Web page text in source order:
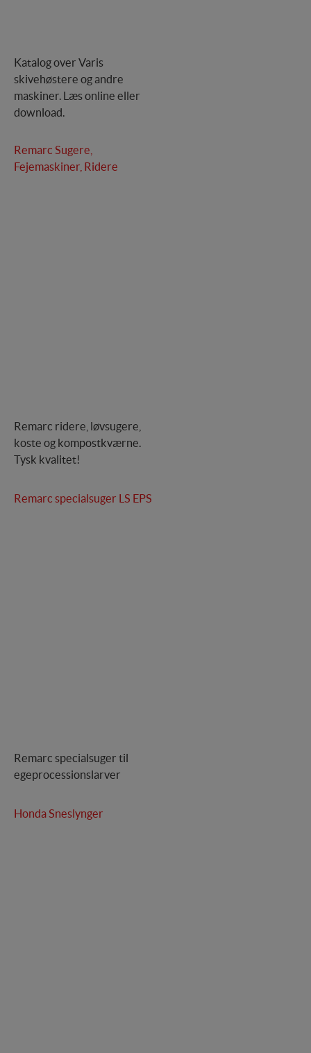
Katalog over Varis
skivehøstere og andre
maskiner. Læs online eller
download.
Remarc Sugere,
Fejemaskiner, Ridere
Remarc ridere, løvsugere,
koste og kompostkværne.
Tysk kvalitet!
Remarc specialsuger LS EPS
Remarc specialsuger til
egeprocessionslarver
Honda Sneslynger